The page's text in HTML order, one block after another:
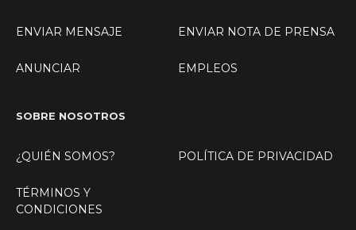
ENVIAR MENSAJE ENVIAR NOTA DE PRENSA
ANUNCIAR EMPLEOS
SOBRE NOSOTROS
¿QUIÉN SOMOS? POLÍTICA DE PRIVACIDAD
TÉRMINOS Y
CONDICIONES